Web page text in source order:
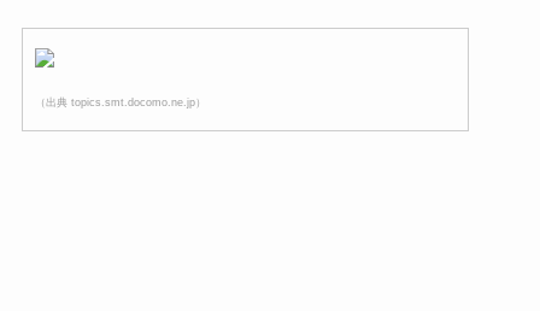
（出典 topics.smt.docomo.ne.jp）